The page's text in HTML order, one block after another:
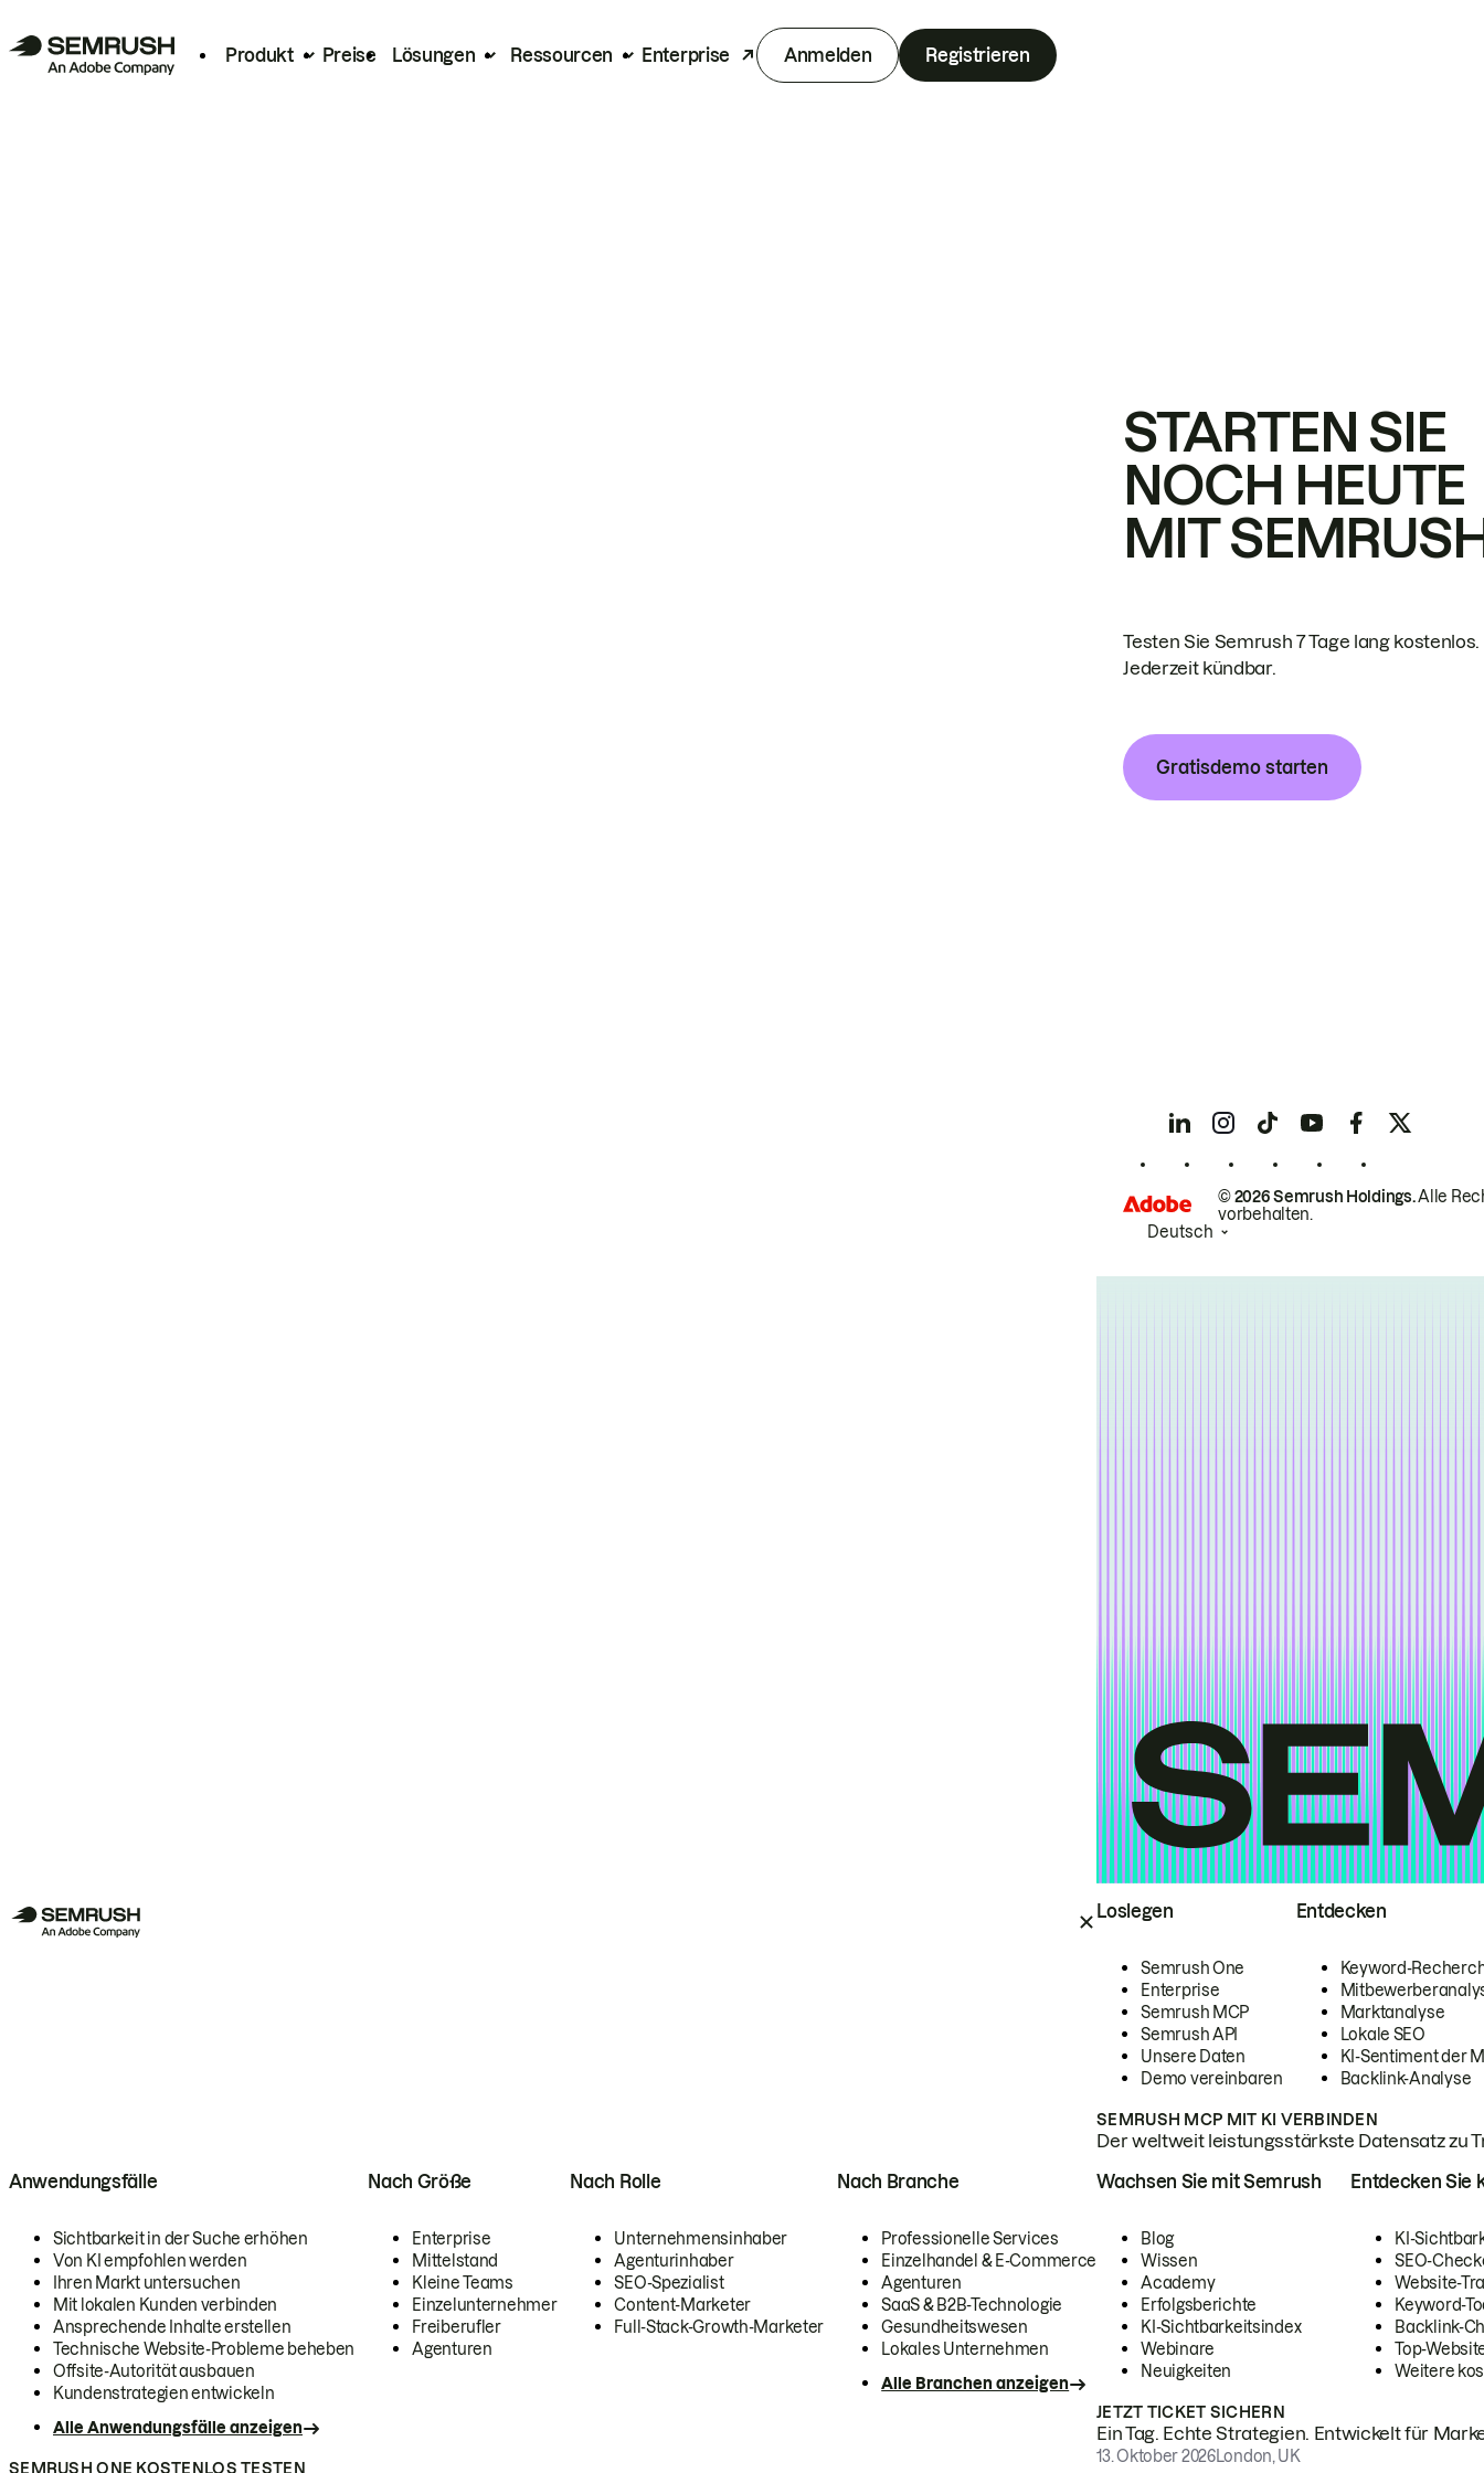
Produkt Preise Lösungen Ressourcen Enterprise Anmelden Registrieren
Loslegen
Semrush One
Enterprise
Semrush MCP
Semrush API
Unsere Daten
Demo vereinbaren
Entdecken
Keyword-
Marktanalyse
Lokale SEO
KI-Sentiment der
Backlink-Analyse
SEMRUSH MCP MIT KI VERBINDEN
Der weltweit leistungsstärkste Datensatz zu
Anwendungsfälle
Sichtbarkeit in der Suche erhöhen
Von KI empfohlen werden
Ihren Markt untersuchen
Mit lokalen Kunden verbinden
Ansprechende Inhalte erstellen
Technische Website-Probleme beheben
Offsite-Autorität ausbauen
Kundenstrategien entwickeln
Alle Anwendungsfälle anzeigen
Nach Größe
Enterprise
Mittelstand
Kleine Teams
Einzelunternehmer
Freiberufler
Agenturen
Nach Rolle
Unternehmensinhaber
Agenturinhaber
SEO-Spezialist
Content-Marketer
Full-Stack-Growth-Marketer
Nach Branche
Professionelle Services
Einzelhandel & E-Commerce
Agenturen
SaaS & B2B-Technologie
Gesundheitswesen
Lokales Unternehmen
Alle Branchen anzeigen
SEMRUSH ONE KOSTENLOS TESTEN
Wachsen Sie mit Semrush
Blog
Wissen
Academy
Erfolgsberichte
KI-Sichtbarkeitsindex
Webinare
Neuigkeiten
Entdecken Sie
KI-
SEO-
Website-
Keyword-
Backlink-
Top-
Weitere
JETZT TICKET SICHERN
Ein Tag. Echte Strategien. Entwickelt für
13. Oktober 2026London, UK
STARTEN SIE
NOCH HEUTE
MIT
Testen Sie Semrush 7 Tage lang kostenlos.
Jederzeit kündbar.
Gratisdemo starten
© 2026 Semrush Holdings.Alle
vorbehalten.
Deutsch